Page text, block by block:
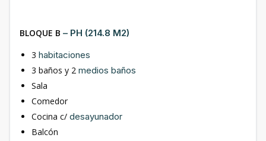
BLOQUE B – PH (214.8 M2)
3 habitaciones
3 baños y 2 medios baños
Sala
Comedor
Cocina c/ desayunador
Balcón